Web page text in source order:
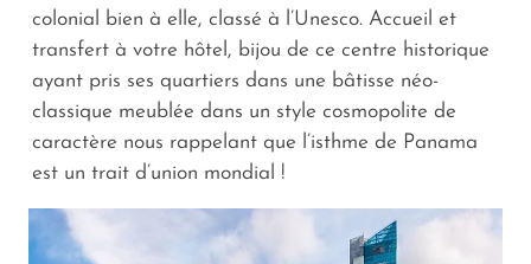
colonial bien à elle, classé à l’Unesco. Accueil et
transfert à votre hôtel, bijou de ce centre historique
ayant pris ses quartiers dans une bâtisse néo-
classique meublée dans un style cosmopolite de
caractère nous rappelant que l’isthme de Panama
est un trait d’union mondial !